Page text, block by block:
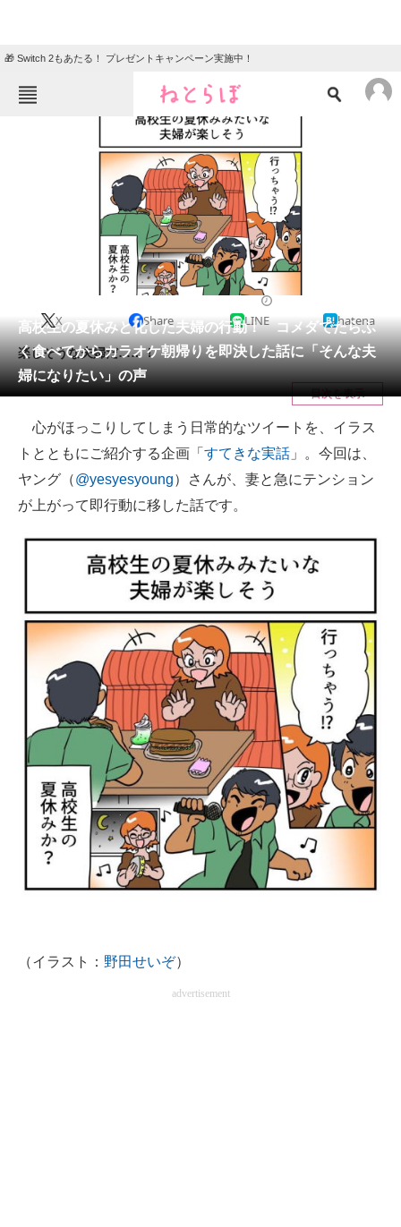
🎁 Switch 2もあたる！ プレゼントキャンペーン実施中！
ニュース
クイズ
地域
教育・育児
リサーチ
会員記事
メディア
注目記事を集めた総合ページ
ITの今と未来を見通す
スマホと通信の最新トレンド
進化するPCとデバイスの未来
好きが集まる 比べて選べる
ビジネスと働き方のヒント
AI活用のいまが分かる
企業ITのトレンドを詳説
経営リーダーのコミュニティ
マーケ×ITの今がよく分かる
ITエンジニア向け専門サイト
企業向けIT製品の総合サイト
IT製品の技術・比較・事例
高校生の夏休みと化した夫婦の行動！ コメダでたらふ
く食べてからカラオケ朝帰りを即決した話に「そんな夫
婦になりたい」の声
X Share LINE hatena
楽しそうな夫婦だ……！
目次を表示
心がほっこりしてしまう日常的なツイートを、イラス
トとともにご紹介する企画「 すてきな実話 」。今回は、
ヤング（@yesyesyoung）さんが、妻と急にテンション
が上がって即行動に移した話です。
（イラスト： 野田せいぞ）
advertisement